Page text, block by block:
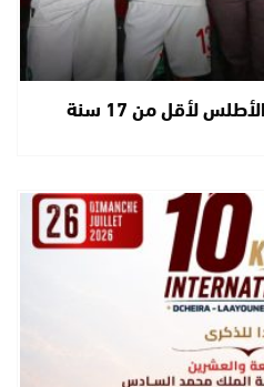
بحضور” إلا خديجة” لبؤات الأطلس لأقل من 17 سنة